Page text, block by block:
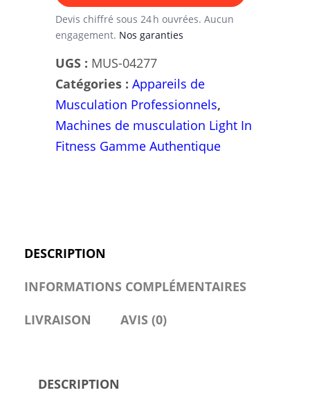
Devis chiffré sous 24 h ouvrées. Aucun
engagement. Nos garanties
UGS : MUS-04277
Catégories : Appareils de
Musculation Professionnels,
Machines de musculation Light In
Fitness Gamme Authentique
DESCRIPTION
INFORMATIONS COMPLÉMENTAIRES
LIVRAISON
AVIS (0)
DESCRIPTION